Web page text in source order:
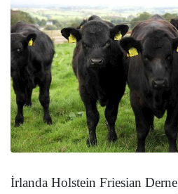
İrlanda Holstein Friesian